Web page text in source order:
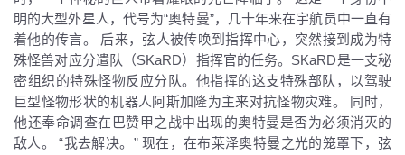
明的大型外星人，代号为“奥特曼”，几十年来在宇航员中一直有
着他的传言。 后来，弦人被传唤到指挥中心，突然接到成为特
殊怪兽对应分遣队（SKaRD）指挥官的任务。SKaRD是一支秘
密组织的特殊怪物反应分队。他指挥的这支特殊部队，以驾驶
巨型怪物形状的机器人阿斯加隆为主来对抗怪物灾难。 同时，
他还奉命调查在巴赞甲之战中出现的奥特曼是否为必须消灭的
敌人。 “我去解决。” 现在，在布莱泽奥特曼之光的笼罩下，弦